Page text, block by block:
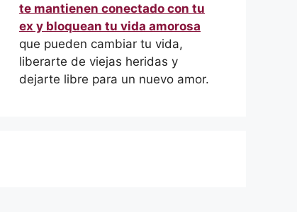
te mantienen conectado con tu
ex y bloquean tu vida amorosa
que pueden cambiar tu vida,
liberarte de viejas heridas y
dejarte libre para un nuevo amor.